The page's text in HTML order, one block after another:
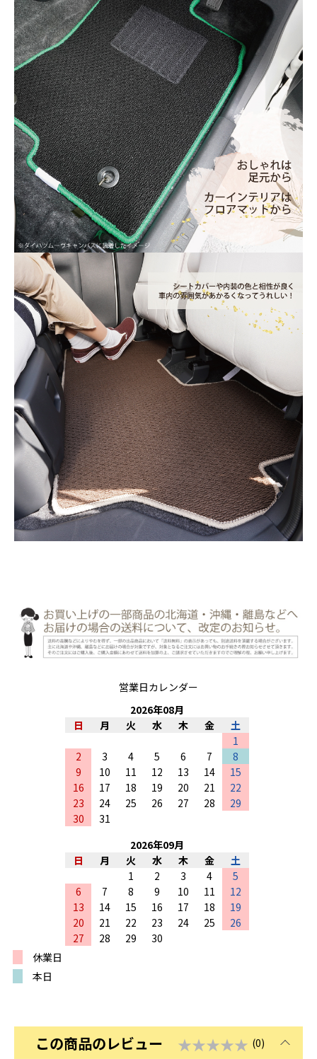
営業日カレンダー
2026年08月
日
月 火 水 木 金
土
1
2
3 4 5 6 7
8
9
10 11 12 13 14
15
16
17 18 19 20 21
22
23
24 25 26 27 28
29
30
31
2026年09月
日
月 火 水 木 金
土
1
2 3 4
5
6
7 8 9 10 11
12
13
14 15 16 17 18
19
20
21 22 23 24 25
26
27
28 29
30
休業日
本日
この商品のレビュー ★★★★★ (0)